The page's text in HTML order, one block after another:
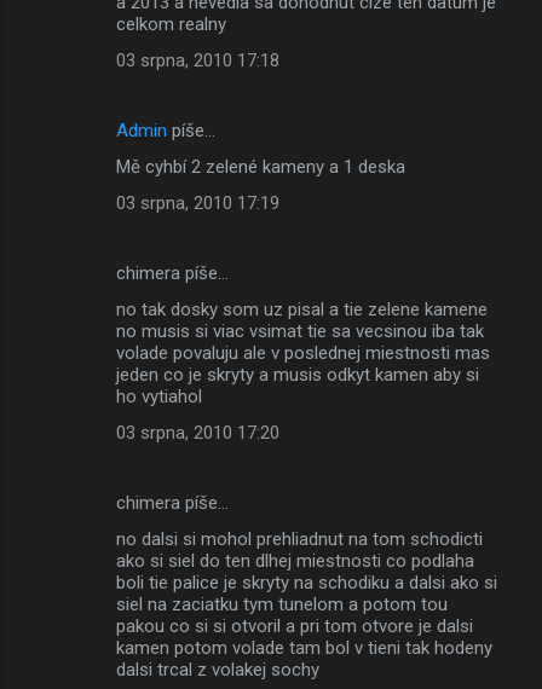
celkom realny
03 srpna, 2010 17:18
Admin píše…
Mě cyhbí 2 zelené kameny a 1 deska
03 srpna, 2010 17:19
chimera píše…
no tak dosky som uz pisal a tie zelene kamene
no musis si viac vsimat tie sa vecsinou iba tak
volade povaluju ale v poslednej miestnosti mas
jeden co je skryty a musis odkyt kamen aby si
ho vytiahol
03 srpna, 2010 17:20
chimera píše…
no dalsi si mohol prehliadnut na tom schodicti
ako si siel do ten dlhej miestnosti co podlaha
boli tie palice je skryty na schodiku a dalsi ako si
siel na zaciatku tym tunelom a potom tou
pakou co si si otvoril a pri tom otvore je dalsi
kamen potom volade tam bol v tieni tak hodeny
dalsi trcal z volakej sochy